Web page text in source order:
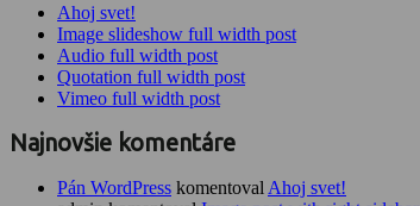
Ahoj svet!
Image slideshow full width post
Audio full width post
Quotation full width post
Vimeo full width post
Najnovšie komentáre
Pán WordPress komentoval Ahoj svet!